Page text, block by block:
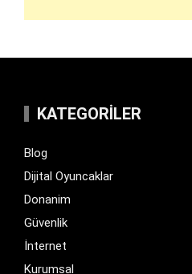
KATEGORILER
Blog
Dijital Oyuncaklar
Donanim
Güvenlik
İnternet
Kurumsal